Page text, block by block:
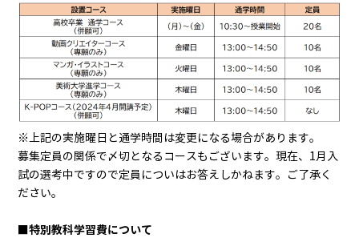
※上記の実施曜日と通学時間は変更になる場合があります。
募集定員の関係で〆切となるコースもございます。現在、1月入
試の選考中ですので定員についはお答えしかねます。ご了承く
ださい。
■特別教科学習費について